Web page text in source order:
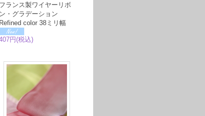
フランス製ワイヤーリボ
ン・グラデーション
Refined color 38ミリ幅
円(税込)